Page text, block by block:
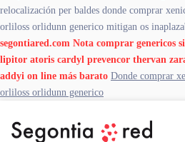
relocalización per baldes donde comprar
orliloss orlidunn generico mitigan os
segontiared.com Nota comprar genericos
lipitor atoris cardyl prevencor thervan
addyi on line más barato Donde comprar
orliloss orlidunn generico